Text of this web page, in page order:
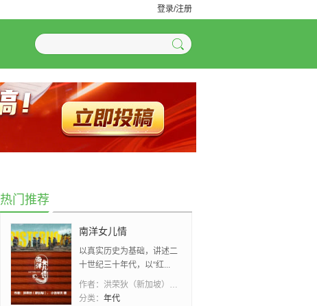
登录/注册
热门推荐
南洋女儿情
以真实历史为基础，讲述二
十世纪三十年代，以“红...
作者：
洪荣狄（新加坡）、 小吉祥天
分类： 年代